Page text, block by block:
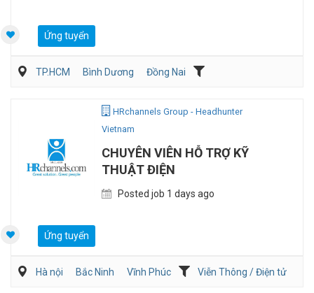
Ứng tuyển
TP.HCM Bình Dương
Đồng Nai
HRchannels Group - Headhunter
Vietnam
CHUYÊN VIÊN HỖ TRỢ KỸ
THUẬT ĐIỆN
Posted job 1 days ago
Ứng tuyển
Hà nội Bắc Ninh Vĩnh Phúc
Viễn Thông / Điện tử